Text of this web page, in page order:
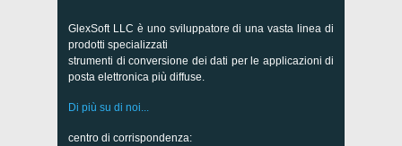
GlexSoft LLC è uno sviluppatore di una vasta linea di
prodotti specializzati
strumenti di conversione dei dati per le applicazioni di
posta elettronica più diffuse.
Di più su di noi...
centro di corrispondenza: